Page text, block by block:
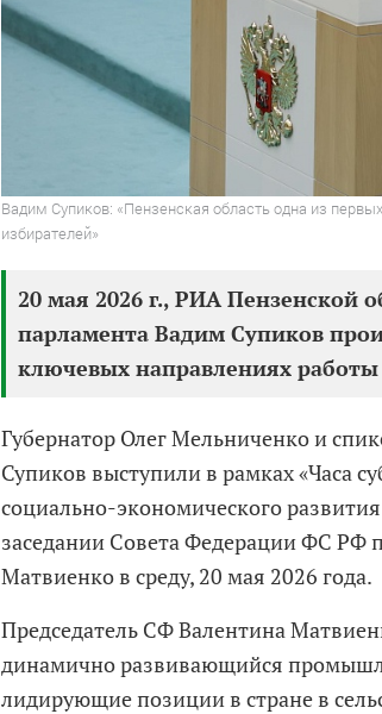
Вадим Супиков: «Пензенская область одна из
избирателей»
20 мая 2026 г., РИА Пензенской
парламента Вадим Супиков
ключевых направлениях
Губернатор Олег Мельниченко и
Супиков выступили в рамках «Часа
социально-экономического
заседании Совета Федерации ФС РФ
Матвиенко в среду, 20 мая 2026 года.
Председатель СФ Валентина
динамично развивающийся
лидирующие позиции в стране в